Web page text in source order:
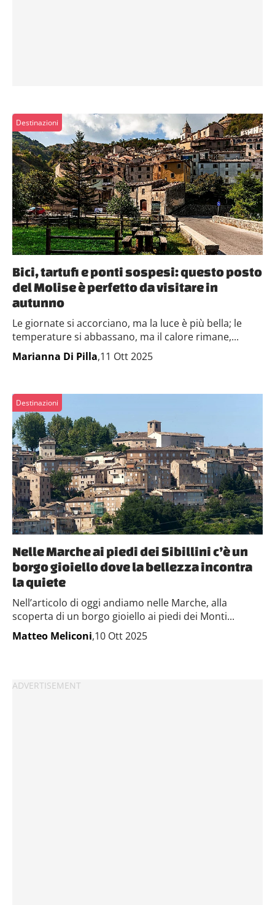
Destinazioni
Bici, tartufi e ponti sospesi: questo posto
del Molise è perfetto da visitare in
autunno
Le giornate si accorciano, ma la luce è più bella; le
temperature si abbassano, ma il calore rimane,...
Marianna Di Pilla,11 Ott 2025
Destinazioni
Nelle Marche ai piedi dei Sibillini c’è un
borgo gioiello dove la bellezza incontra
la quiete
Nell’articolo di oggi andiamo nelle Marche, alla
scoperta di un borgo gioiello ai piedi dei Monti...
Matteo Meliconi,10 Ott 2025